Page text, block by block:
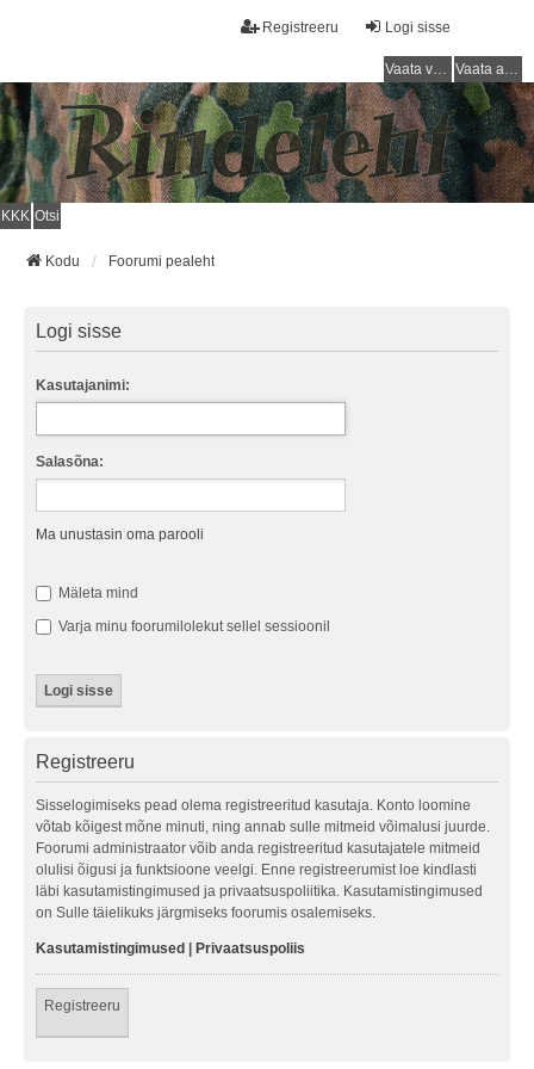
Logi sisse
Registreeru
Vaata vastamata teemasi Vaata aktiivseid teemasid
KKK Otsi
Kodu Foorumi pealeht
Logi sisse
Kasutajanimi:
Salasõna:
Ma unustasin oma parooli
Mäleta mind
Varja minu foorumilolekut sellel sessioonil
Registreeru
Sisselogimiseks pead olema registreeritud kasutaja. Konto loomine
võtab kõigest mõne minuti, ning annab sulle mitmeid võimalusi juurde.
Foorumi administraator võib anda registreeritud kasutajatele mitmeid
olulisi õigusi ja funktsioone veelgi. Enne registreerumist loe kindlasti
läbi kasutamistingimused ja privaatsuspoliitika. Kasutamistingimused
on Sulle täielikuks järgmiseks foorumis osalemiseks.
Kasutamistingimused Privaatsuspoliis
Registreeru